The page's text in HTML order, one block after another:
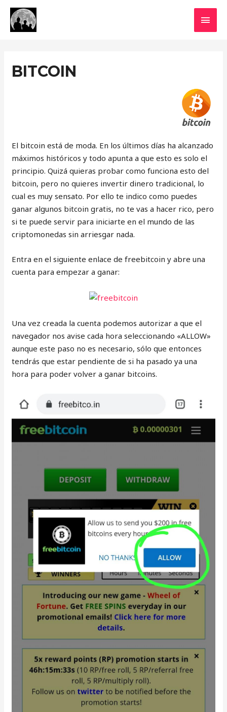
BITCOIN
El bitcoin está de moda. En los últimos días ha alcanzado
máximos históricos y todo apunta a que esto es solo el
principio. Quizá quieras probar como funciona esto del
bitcoin, pero no quieres invertir dinero tradicional, lo
cual es muy sensato. Por ello te indico como puedes
ganar algunos bitcoin gratis, no te vas a hacer rico, pero
si te puede servir para iniciarte en el mundo de las
criptomonedas sin arriesgar nada.
Entra en el siguiente enlace de freebitcoin y abre una
cuenta para empezar a ganar:
Una vez creada la cuenta podemos autorizar a que el
navegador nos avise cada hora seleccionando «ALLOW»
aunque este paso no es necesario, sólo que entonces
tendrás que estar pendiente de si ha pasado ya una
hora para poder volver a ganar bitcoins.